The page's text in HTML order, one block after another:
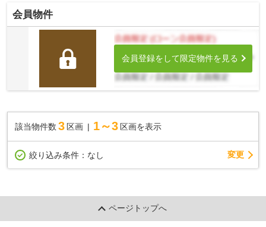
会員物件
会員登録をして限定物件を見る
該当物件数 3 区画 1～3 区画を表示
絞り込み条件： なし 変更
ページトップへ